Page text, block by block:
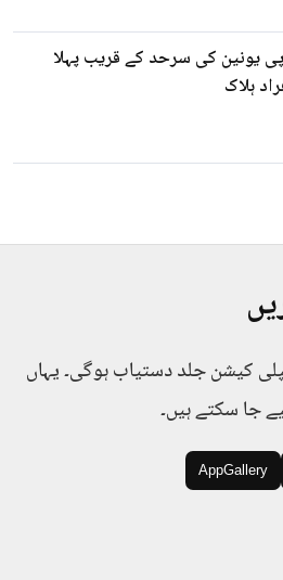
یونین کی سرحد کے قریب پہلا
کیشن جلد دستیاب ہوگی۔ یہاں
جا سکتے ہیں۔
AppGallery